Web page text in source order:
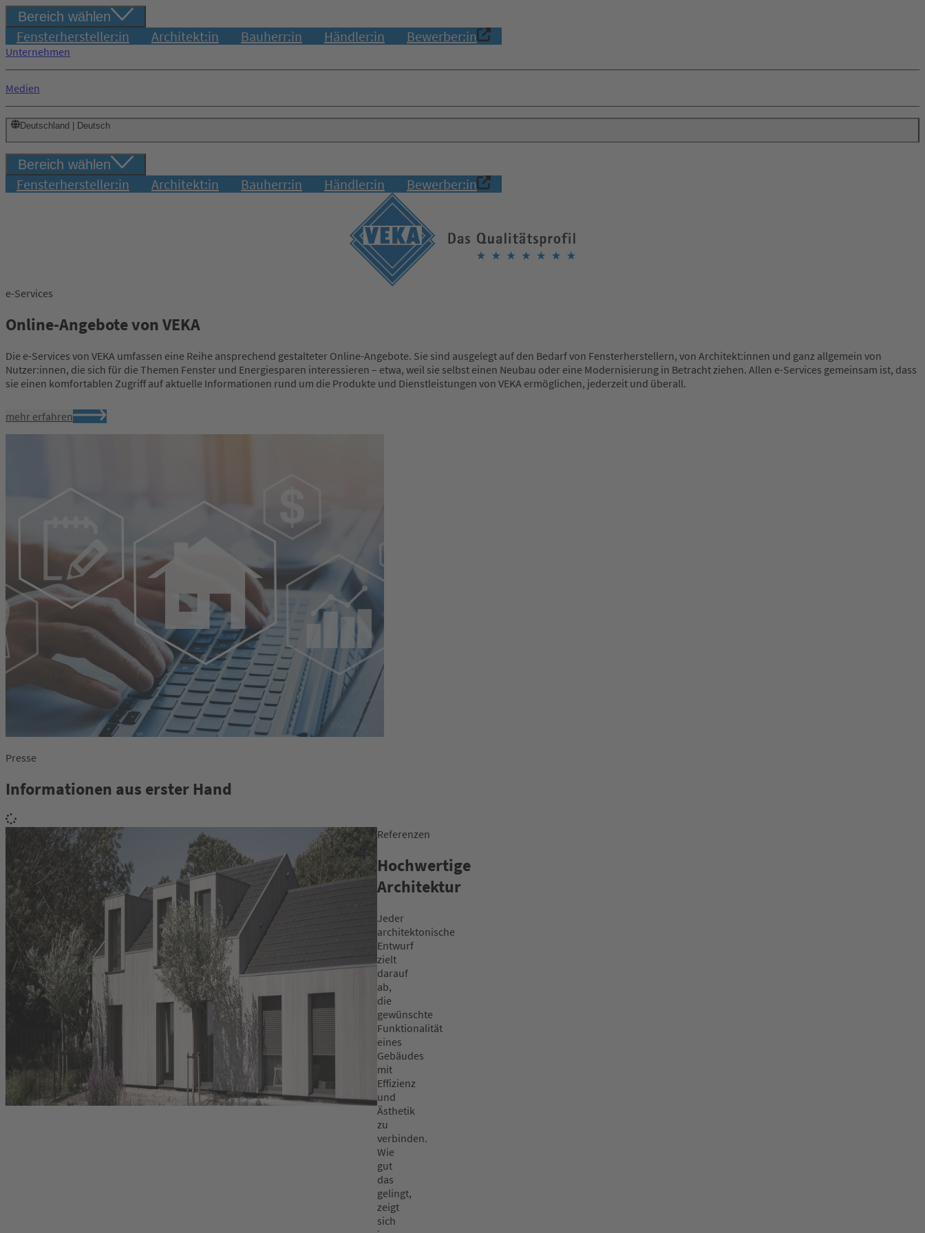
Bereich wählen
Fensterhersteller:in Architekt:in Bauherr:in Händler:in Bewerber:in
Unternehmen
Medien
Deutschland | Deutsch
Bereich wählen
Fensterhersteller:in Architekt:in Bauherr:in Händler:in Bewerber:in
e-Services
Online-Angebote von VEKA
Die e-Services von VEKA umfassen eine Reihe ansprechend gestalteter Online-Angebote. Sie sind ausgelegt auf den Bedarf von Fensterherstellern, von Architekt:innen und ganz allgemein von
Nutzer:innen, die sich für die Themen Fenster und Energiesparen interessieren – etwa, weil sie selbst einen Neubau oder eine Modernisierung in Betracht ziehen. Allen e-Services gemeinsam ist, dass
sie einen komfortablen Zugriff auf aktuelle Informationen rund um die Produkte und Dienstleistungen von VEKA ermöglichen, jederzeit und überall.
mehr erfahren
Presse
Informationen aus erster Hand
Referenzen
Hochwertige
Architektur
Jeder
architektonische
Entwurf
zielt
darauf
ab,
die
gewünschte
Funktionalität
eines
Gebäudes
mit
Effizienz
und
Ästhetik
zu
verbinden.
Wie
gut
das
gelingt,
zeigt
sich